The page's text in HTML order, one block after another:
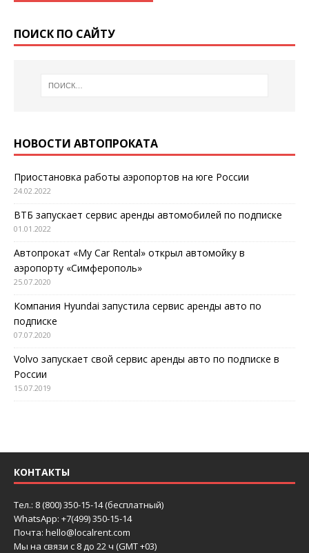
ПОИСК ПО САЙТУ
НОВОСТИ АВТОПРОКАТА
Приостановка работы аэропортов на юге России
24.02.2022
ВТБ запускает сервис аренды автомобилей по подписке
01.01.2022
Автопрокат «My Car Rental» открыл автомойку в
аэропорту «Симферополь»
25.07.2020
Компания Hyundai запустила сервис аренды авто по
подписке
07.07.2020
Volvo запускает свой сервис аренды авто по подписке в
России
15.07.2019
КОНТАКТЫ
Тел.: 8 (800) 350-15-14 (бесплатный)
WhatsApp: +7(499) 350-15-14
Почта: hello@localrent.com
Мы на связи с 8 до 22 ч (GMT +03)